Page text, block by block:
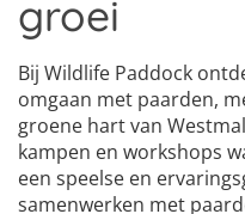
groei
Bij Wildlife Paddock
omgaan met paarden,
groene hart van
kampen en workshops
een speelse en
samenwerken met